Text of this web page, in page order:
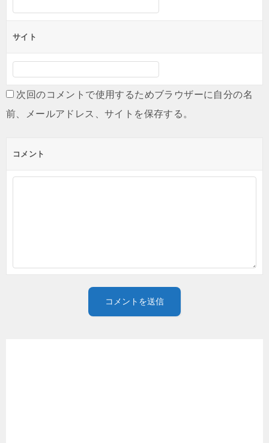
サイト
次回のコメントで使用するためブラウザーに自分の名
前、メールアドレス、サイトを保存する。
コメント